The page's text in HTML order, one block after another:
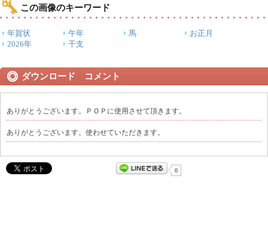
この画像のキーワード
年賀状 午年 馬
お正月
2026年
干支
ダウンロード コメント
ありがとうございます。ＰＯＰに使用させて頂きます。
ありがとうございます。使わせていただきます。
0